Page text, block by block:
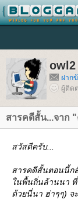
owl2
ฝาก
ผู้ติด
สารคดีสั้น...จาก
สวัสดีครับ...
สารคดีสั้นตอนนี้ก
นพื้นถิ่นล้านนา ที่
ด้วยนี่นา ฮ่าๆๆ) จ